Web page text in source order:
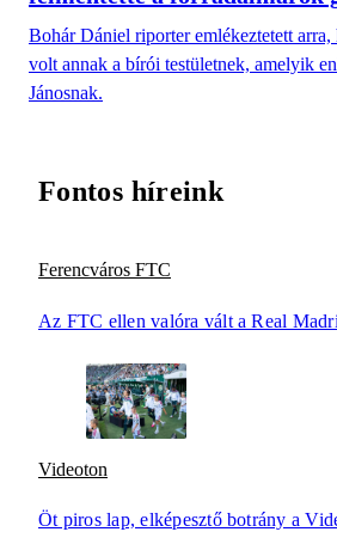
Bohár Dániel riporter emlékeztetett
volt annak a bírói testületnek, amelyik
Jánosnak.
Fontos híreink
Ferencváros FTC
Az FTC ellen valóra vált a Real
Videoton
Öt piros lap, elképesztő botrány a